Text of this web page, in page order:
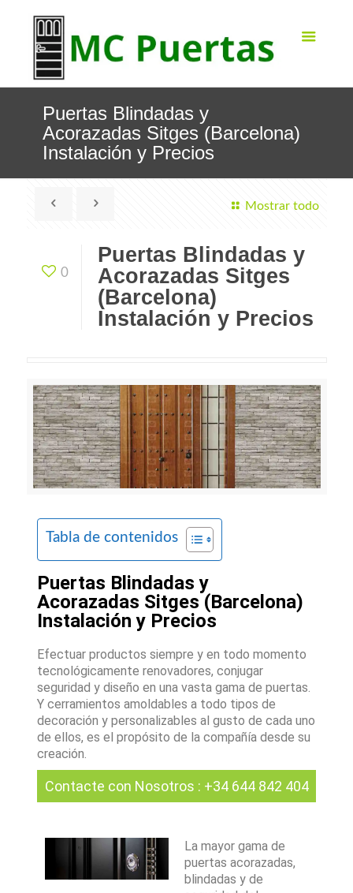
Puertas Blindadas y
Acorazadas Sitges (Barcelona)
Instalación y Precios
Mostrar todo
0
Puertas Blindadas y
Acorazadas Sitges
(Barcelona)
Instalación y Precios
Tabla de contenidos
Puertas Blindadas y
Acorazadas Sitges (Barcelona)
Instalación y Precios
Efectuar productos siempre y en todo momento
tecnológicamente renovadores, conjugar
seguridad y diseño en una vasta gama de puertas.
Y cerramientos amoldables a todo tipos de
decoración y personalizables al gusto de cada uno
de ellos, es el propósito de la compañía desde su
creación.
Contacte con Nosotros : +34 644 842 404
La mayor gama de
puertas acorazadas,
blindadas y de